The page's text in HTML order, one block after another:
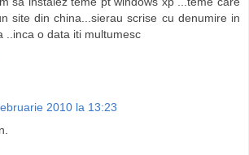
site din china...sierau scrise cu denumire in
..inca o data iti multumesc
2010 la 13:23